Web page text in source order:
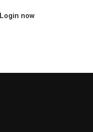
Login now